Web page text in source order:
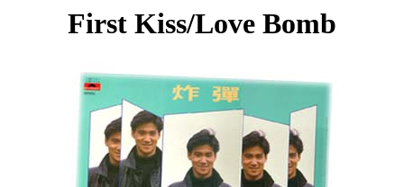
First Kiss/Love Bomb